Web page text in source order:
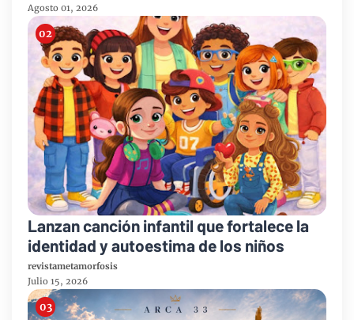
Agosto 01, 2026
Lanzan canción infantil que fortalece la
identidad y autoestima de los niños
revistametamorfosis
Julio 15, 2026